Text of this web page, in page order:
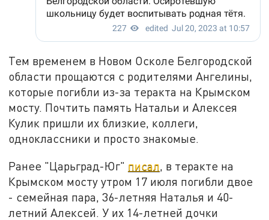
Тем временем в Новом Осколе Белгородской
области прощаются с родителями Ангелины,
которые погибли из-за теракта на Крымском
мосту. Почтить память Натальи и Алексея
Кулик пришли их близкие, коллеги,
одноклассники и просто знакомые.
Ранее "Царьград-Юг" писал, в теракте на
Крымском мосту утром 17 июля погибли двое
- семейная пара, 36-летняя Наталья и 40-
летний Алексей. У их 14-летней дочки